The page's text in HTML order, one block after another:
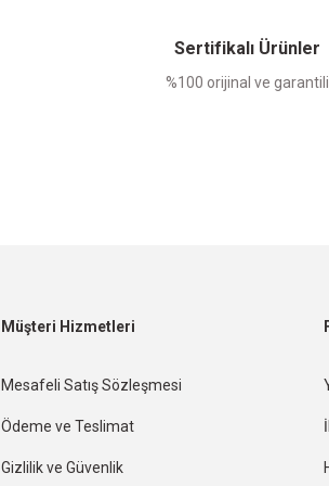
Sertifikalı Ürünler
%100 orijinal ve garantili
Müşteri Hizmetleri
Mesafeli Satış Sözleşmesi
Ödeme ve Teslimat
Gizlilik ve Güvenlik